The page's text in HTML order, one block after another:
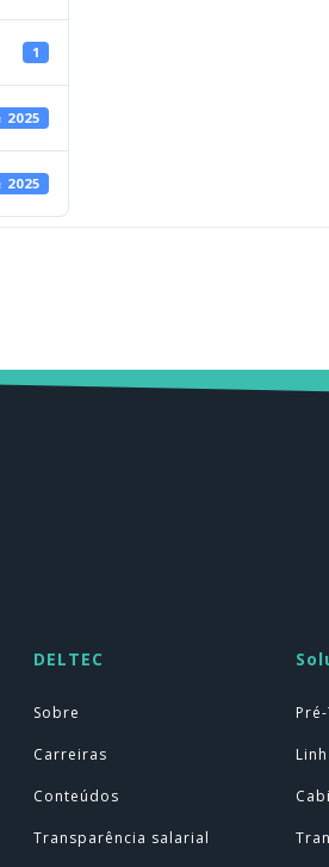
1
DELTEC
Sobre
Carreiras
Conteúdos
Transparência salarial